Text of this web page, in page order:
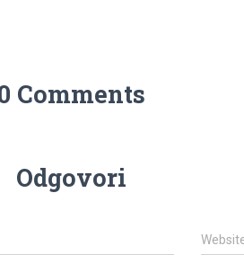
Comments
Odgovori